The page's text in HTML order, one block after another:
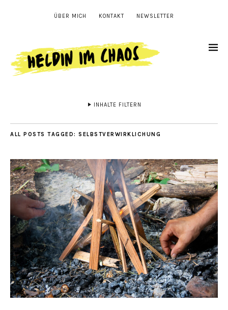
ÜBER MICH KONTAKT NEWSLETTER
INHALTE FILTERN
ALL POSTS TAGGED: SELBSTVERWIRKLICHUNG